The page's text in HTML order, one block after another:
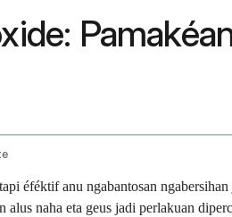
éféktif anu ngabantosan
alus naha eta geus jadi perlakuan